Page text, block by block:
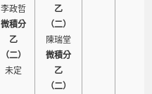
李政哲
微積分
乙
（二）
未定
乙
（二）
陳瑞堂
微積分
乙
（二）